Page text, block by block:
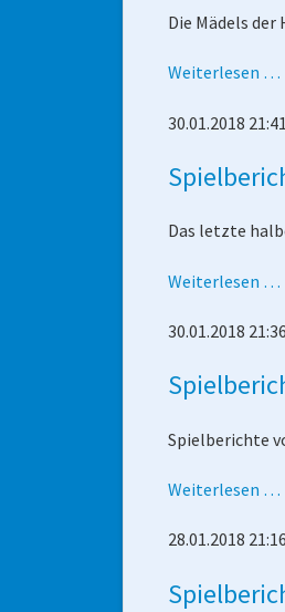
Die Mädels
Weiterlesen …
-
30.01.2018 21:41
Das letzte
Weiterlesen …
30.01.2018 21:36
Spielberichte
Weiterlesen …
3
28.01.2018 21:16